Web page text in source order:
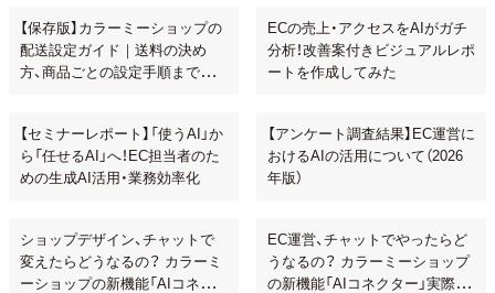
【保存版】カラーミーショップの
配送設定ガイド｜送料の決め
方、商品ごとの設定手順まで解
ECの売上・アクセスをAIがガチ
分析！改善案付きビジュアルレポ
ートを作成してみた
【セミナーレポート】「使うAI」か
ら「任せるAI」へ！EC担当者のた
めの生成AI活用・業務効率化
【アンケート調査結果】EC運営に
おけるAIの活用について（2026
年版）
ショップデザイン、チャットで
変えたらどうなるの？ カラーミ
ーショップの新機能「AIコネク
EC運営、チャットでやったらど
うなるの？ カラーミーショップ
の新機能「AIコネクター」実際に